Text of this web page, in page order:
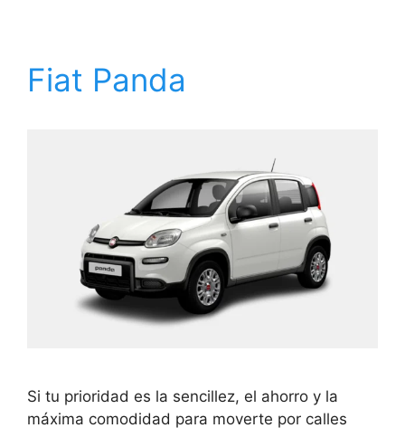
Fiat Panda
Si tu prioridad es la sencillez, el ahorro y la
máxima comodidad para moverte por calles